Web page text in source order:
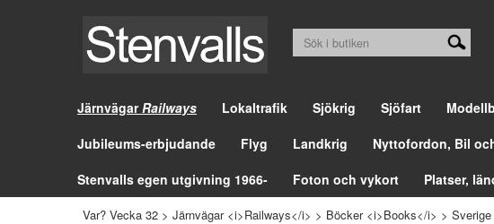
JärnvägarRailways Lokaltrafik Sjökrig Sjöfart
Jubileums-erbjudande
Flyg Landkrig Nyttofordon, Bil
Stenvalls egen utgivning 1966-
Foton och vykort Platser,
Var? Vecka 32 > Järnvägar <i>Railways</i> > Böcker <i>Books</i> > Sverige